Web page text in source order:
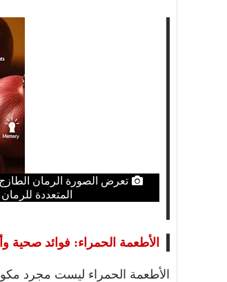
تعرض الصورة الرمان الطازج
المتعددة
الأطعمة الحمراء: فوائد صحية
الأطعمة الحمراء ليست مجرد